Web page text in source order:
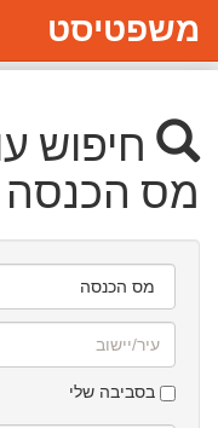
משפטיסט
חיפוש
מס הכנסה
עיסוק
בסביבה שלי